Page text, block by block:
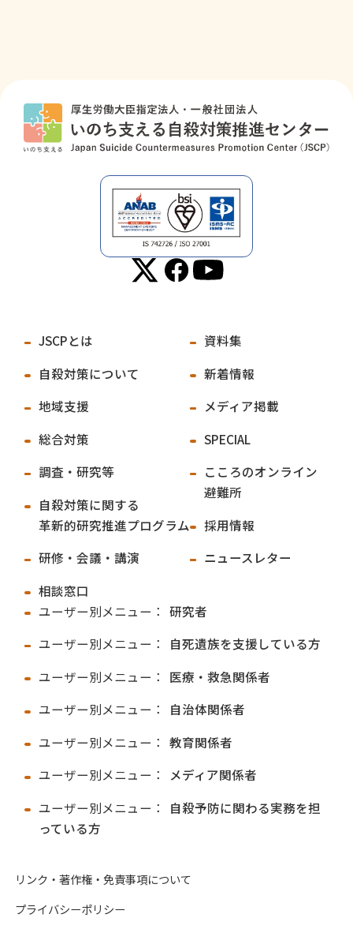
とこころの支
援センター
ef.niigata.lg.jp/
sec/shougaifuk
3049.html
富山県自殺対
策推進センタ
https://www.pr
ef.toyama.jp/12
0501/kurashi/k
ouch-hearts.ht
ml
石川県
石川県健康福
祉部障害保健
福祉課
https://www.pr
p/fukusi/oshira
se/jisatsuboush
i.html
福井県
福井県地域自
殺対策推進セ
https://www.pr
ef.fukui.lg.jp/do
山梨県
山梨県自殺防
止センター
https://www.pr
ef.yamanashi.j
p/seishin-hk/zi
長野県
長野県精神保
健福祉センタ
https://www.pr
ef.nagano.lg.jp/
JSCPとは
自殺対策について
地域支援
総合対策
調査・研究等
自殺対策に関する
革新的研究推進プログラム
研修・会議・講演
相談窓口
資料集
新着情報
メディア掲載
SPECIAL
こころのオンライン
避難所
採用情報
ニュースレター
ユーザー別メニュー： 研究者
ユーザー別メニュー：
自死遺族を支援している方
ユーザー別メニュー：
医療・救急関係者
ユーザー別メニュー：
自治体関係者
ユーザー別メニュー： 教育関係者
ユーザー別メニュー：
メディア関係者
ユーザー別メニュー：
自殺予防に関わる実務を担
っている方
リンク・著作権・免責事項について
プライバシーポリシー